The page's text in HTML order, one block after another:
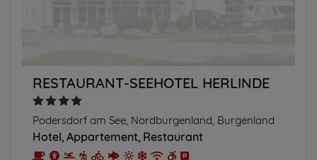
RESTAURANT-SEEHOTEL HERLINDE
Podersdorf am See, Nordburgenland, Burgenland
Hotel Appartement Restaurant